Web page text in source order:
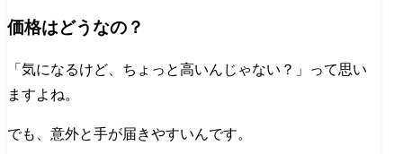
価格はどうなの？
「気になるけど、ちょっと高いんじゃない？」って思い
ますよね。
でも、意外と手が届きやすいんです。